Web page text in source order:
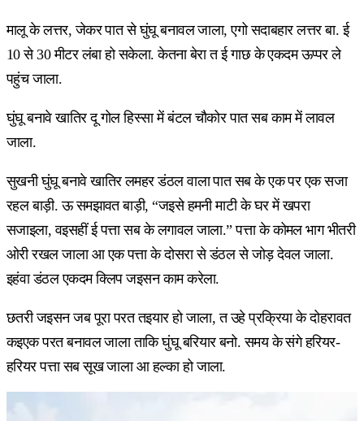
मालू के लत्तर, जेकर पात से घुंघू बनावल जाला, एगो सदाबहार लत्तर बा. ई
10 से 30 मीटर लंबा हो सकेला. केतना बेरा त ई गाछ के एकदम ऊप्पर ले
पहुंच जाला.
घुंघू बनावे खातिर दू गोल हिस्सा में बंटल चौकोर पात सब काम में लावल
जाला.
सुखनी घुंघू बनावे खातिर लमहर डंठल वाला पात सब के एक पर एक सजा
रहल बाड़ी. ऊ समझावत बाड़ी, “जइसे हमनी माटी के घर में खपरा
सजाइला, वइसहीं ई पत्ता सब के लगावल जाला.” पत्ता के कोमल भाग भीतरी
ओरी रखल जाला आ एक पत्ता के दोसरा से डंठल से जोड़ देवल जाला.
इहंवा डंठल एकदम क्लिप जइसन काम करेला.
छतरी जइसन जब पूरा परत तइयार हो जाला, त उहे प्रक्रिया के दोहरावत
कइएक परत बनावल जाला ताकि घुंघू बरियार बनो. समय के संगे हरियर-
हरियर पत्ता सब सूख जाला आ हल्का हो जाला.